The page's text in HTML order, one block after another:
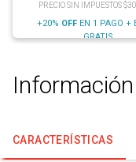
PRECIO SIN IMPUESTOS
+20% OFF EN 1 PAGO +
GRATIS
CARACTERÍSTICAS